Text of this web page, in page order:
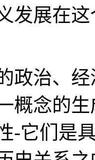
发展在
政治、
概念的
-它们是